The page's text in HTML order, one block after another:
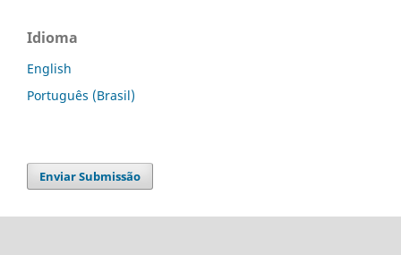
Idioma
English
Português (Brasil)
Enviar Submissão